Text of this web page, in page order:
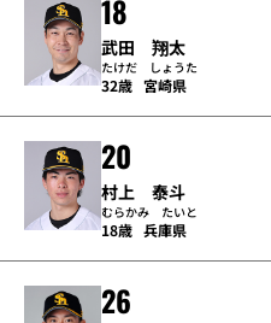
18
武田 翔太
たけだ しょうた
32歳 宮崎県
20
村上 泰斗
むらかみ たいと
18歳 兵庫県
26